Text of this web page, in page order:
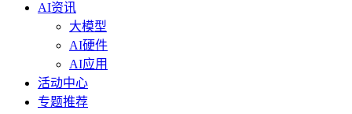
AI资讯
大模型
AI硬件
AI应用
活动中心
专题推荐